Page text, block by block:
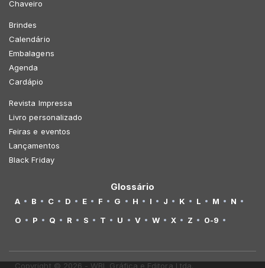
Chaveiro
Brindes
Calendário
Embalagens
Agenda
Cardápio
Revista Impressa
Livro personalizado
Feiras e eventos
Lançamentos
Black Friday
Glossário
A B C D E F G H I J K L M
N
O
P Q R S T U V W X Z 0-9
Copyright © 2026 - WBL Gráfica e Editora Ltda.